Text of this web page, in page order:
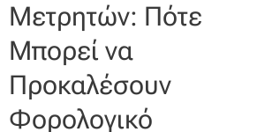
Μετρητών: Πότε
Μπορεί να
Προκαλέσουν
Φορολογικό